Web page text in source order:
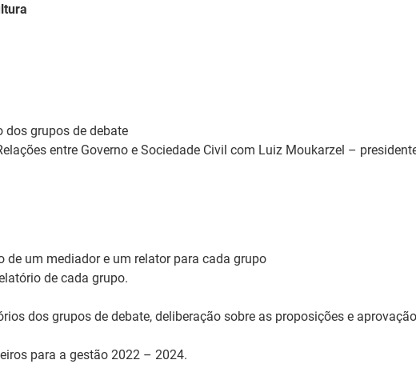
dos grupos de debate
entre Governo e Sociedade Civil com Luiz Moukarzel –
de um mediador e um relator para cada grupo
de cada grupo.
dos grupos de debate, deliberação sobre as proposições e
para a gestão 2022 – 2024.